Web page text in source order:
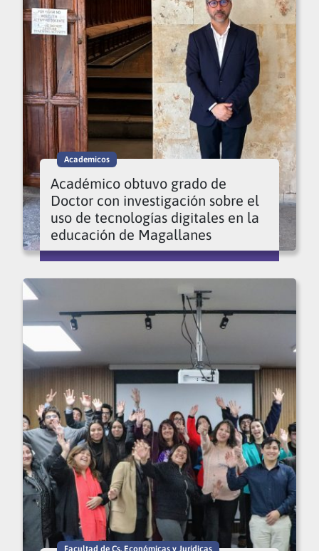
Academicos
Académico obtuvo grado de
Doctor con investigación sobre el
uso de tecnologías digitales en la
educación de Magallanes